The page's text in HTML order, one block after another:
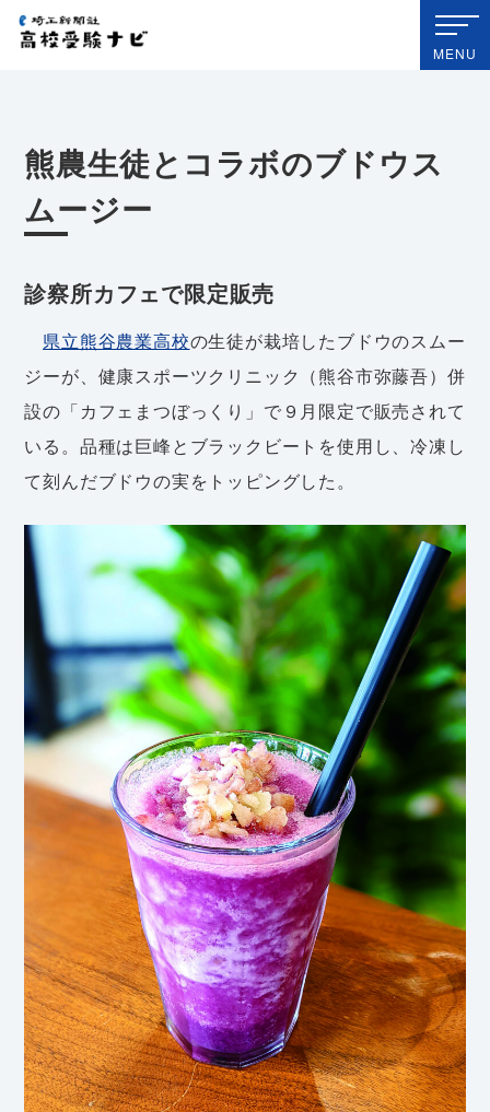
埼玉新聞社 高校受験ナビ
MENU
熊農生徒とコラボのブドウス
ムージー
診察所カフェで限定販売
県立熊谷農業高校の生徒が栽培したブドウのスムー
ジーが、健康スポーツクリニック（熊谷市弥藤吾）併
設の「カフェまつぼっくり」で９月限定で販売されて
いる。品種は巨峰とブラックビートを使用し、冷凍し
て刻んだブドウの実をトッピングした。